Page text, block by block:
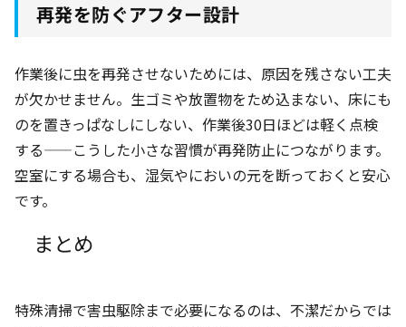
再発を防ぐアフター設計
作業後に虫を再発させないためには、原因を残さない工夫
が欠かせません。生ゴミや放置物をため込まない、床にも
のを置きっぱなしにしない、作業後30日ほどは軽く点検
する——こうした小さな習慣が再発防止につながります。
空室にする場合も、湿気やにおいの元を断っておくと安心
です。
まとめ
特殊清掃で害虫駆除まで必要になるのは、不潔だからでは